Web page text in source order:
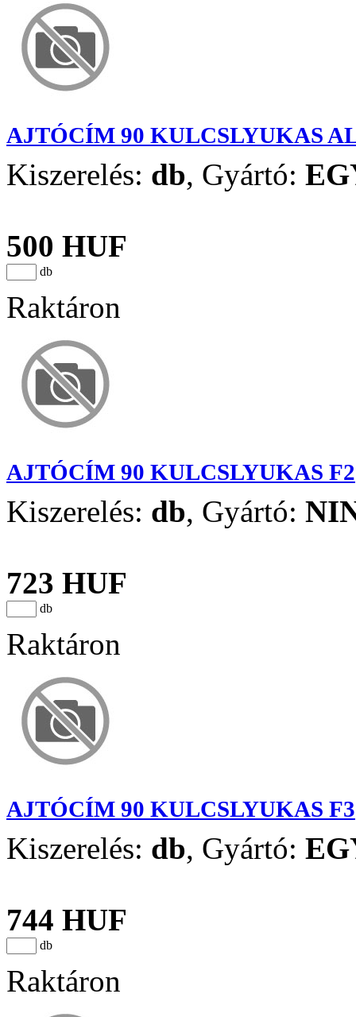
AJTÓCÍM 90 KULCSLYUKAS
Kiszerelés: db, Gyártó:
500 HUF
db
Raktáron
AJTÓCÍM 90 KULCSLYUKAS F2
Kiszerelés: db, Gyártó:
723 HUF
db
Raktáron
AJTÓCÍM 90 KULCSLYUKAS F3
Kiszerelés: db, Gyártó:
744 HUF
db
Raktáron